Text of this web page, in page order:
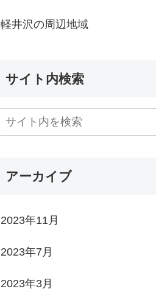
軽井沢の周辺地域
サイト内検索
アーカイブ
2023年11月
2023年7月
2023年3月